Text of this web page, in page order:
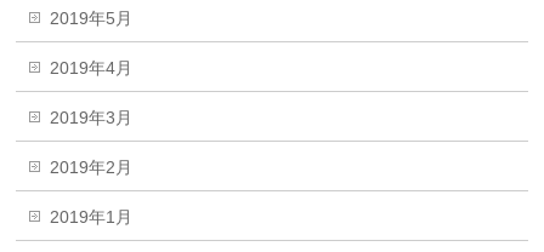
2019年5月
2019年4月
2019年3月
2019年2月
2019年1月